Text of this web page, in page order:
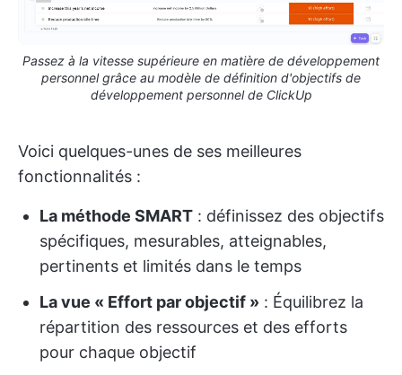
Passez à la vitesse supérieure en matière de développement
personnel grâce au modèle de définition d'objectifs de
développement personnel de ClickUp
Voici quelques-unes de ses meilleures
fonctionnalités :
La méthode SMART : définissez des objectifs
spécifiques, mesurables, atteignables,
pertinents et limités dans le temps
La vue « Effort par objectif » : Équilibrez la
répartition des ressources et des efforts
pour chaque objectif